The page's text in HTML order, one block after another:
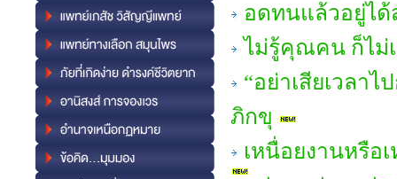
อดทนแล้วอยู่ไ
ไม่รู้คุณคน ก็ไม่
“อย่าเสียเวลา
ภิกขุ
เหนื่อยงานหรือ